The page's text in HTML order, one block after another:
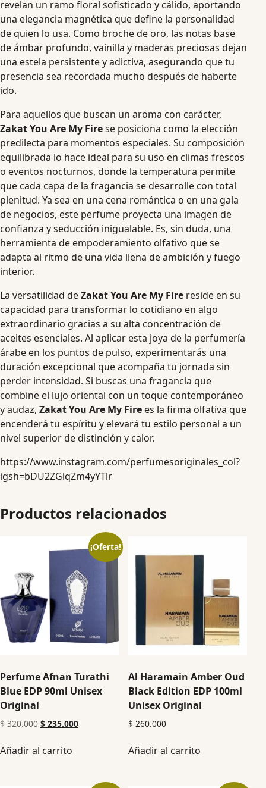
revelan un ramo floral sofisticado y cálido, aportando
una elegancia magnética que define la personalidad
de quien lo usa. Como broche de oro, las notas base
de ámbar profundo, vainilla y maderas preciosas dejan
una estela persistente y adictiva, asegurando que tu
presencia sea recordada mucho después de haberte
ido.
Para aquellos que buscan un aroma con carácter,
Zakat You Are My Firese posiciona como la elección
predilecta para momentos especiales. Su composición
equilibrada lo hace ideal para su uso en climas frescos
o eventos nocturnos, donde la temperatura permite
que cada capa de la fragancia se desarrolle con total
plenitud. Ya sea en una cena romántica o en una gala
de negocios, este perfume proyecta una imagen de
confianza y seducción inigualable. Es, sin duda, una
herramienta de empoderamiento olfativo que se
adapta al ritmo de una vida llena de ambición y fuego
interior.
La versatilidad deZakat You Are My Fire reside en su
capacidad para transformar lo cotidiano en algo
extraordinario gracias a su alta concentración de
aceites esenciales. Al aplicar esta joya de la perfumería
árabe en los puntos de pulso, experimentarás una
duración excepcional que acompaña tu jornada sin
perder intensidad. Si buscas una fragancia que
combine el lujo oriental con un toque contemporáneo
y audaz, Zakat You Are My Fire es la firma olfativa que
encenderá tu espíritu y elevará tu estilo personal a un
nivel superior de distinción y calor.
https://www.instagram.com/perfumesoriginales_col?
igsh=bDU2ZGlqZm4yYTlr
Productos relacionados
¡Oferta!
Perfume Afnan Turathi
Blue EDP 90ml Unisex
Original
$320.000 $ 235.000
Añadir al carrito
Al Haramain Amber Oud
Black Edition EDP 100ml
Unisex Original
$ 260.000
Añadir al carrito